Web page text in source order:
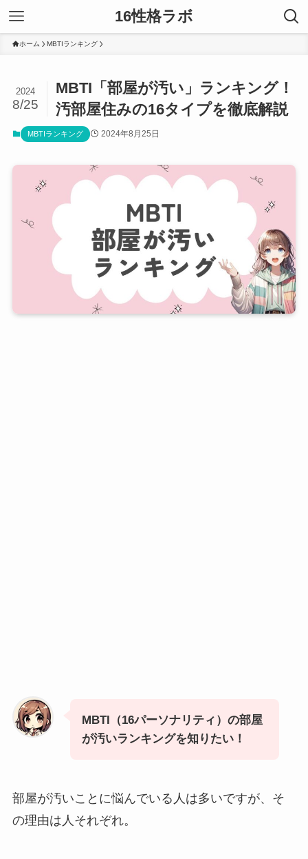
16性格ラボ
ホーム MBTIランキング
MBTI「部屋が汚い」ランキング！
汚部屋住みの16タイプを徹底解説
2024
8/25
MBTIランキング 2024年8月25日
MBTI（16パーソナリティ）の部屋
が汚いランキングを知りたい！
部屋が汚いことに悩んでいる人は多いですが、そ
の理由は人それぞれ。